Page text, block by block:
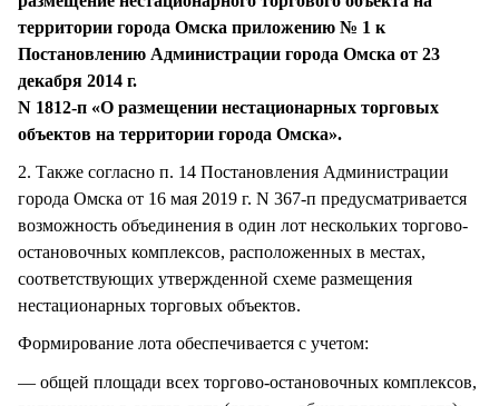
территории города Омска приложению № 1 к
Постановлению Администрации города Омска от 23
декабря 2014 г.
N 1812-п «О размещении нестационарных торговых
объектов на территории города Омска».
2. Также согласно п. 14 Постановления Администрации
города Омска от 16 мая 2019 г. N 367-п предусматривается
возможность объединения в один лот нескольких торгово-
остановочных комплексов, расположенных в местах,
соответствующих утвержденной схеме размещения
нестационарных торговых объектов.
Формирование лота обеспечивается с учетом:
— общей площади всех торгово-остановочных комплексов,